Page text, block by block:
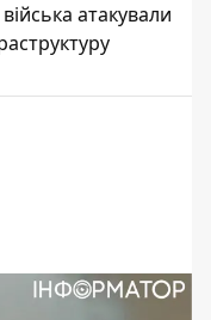
атакували